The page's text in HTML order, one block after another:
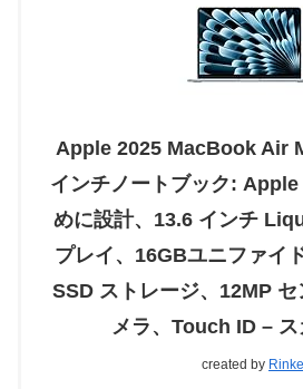
Apple 2025 MacBook Air
インチノートブック:
めに設計、13.6 インチ
プレイ、16GBユニファイ
SSD ストレージ、12MP
メラ、Touch ID –
created by